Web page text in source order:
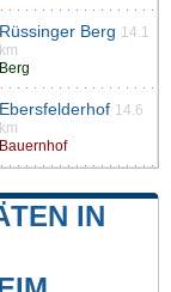
Rüssinger Berg 14.1
km
Berg
Ebersfelderhof 14.6
km
Bauernhof
IN